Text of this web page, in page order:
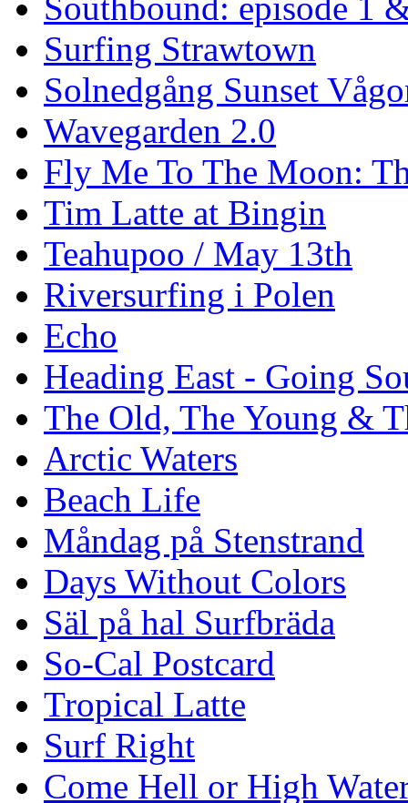
Surfing Strawtown
Solnedgång Sunset
Wavegarden 2.0
Fly Me To The Moon:
Tim Latte at Bingin
Teahupoo / May 13th
Riversurfing i Polen
Echo
Heading East - Going
The Old, The Young &
Arctic Waters
Beach Life
Måndag på Stenstrand
Days Without Colors
Säl på hal Surfbräda
So-Cal Postcard
Tropical Latte
Surf Right
Come Hell or High